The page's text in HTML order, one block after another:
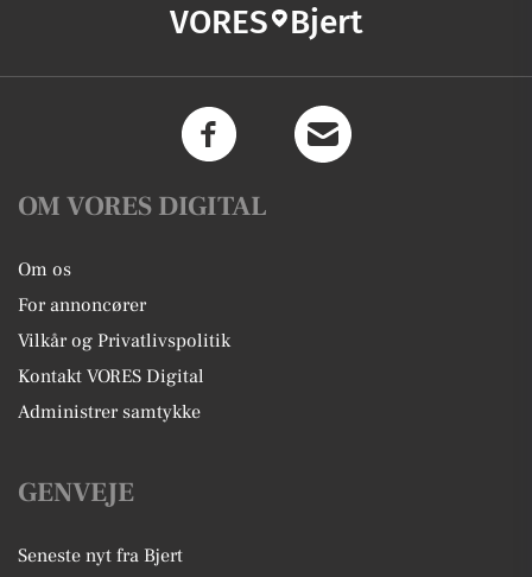
VORES Bjert
OM VORES DIGITAL
Om os
For annoncører
Vilkår og Privatlivspolitik
Kontakt VORES Digital
Administrer samtykke
GENVEJE
Seneste nyt fra Bjert